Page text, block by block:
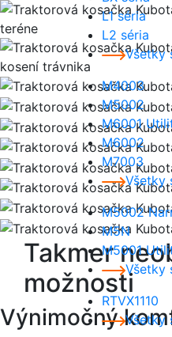
L1 séria
L2 séria
Všetky
M4003
M5002
M6001
M6002
M7003
Všetky
M5002
M5N
M5001
Všetky
RTVX1110
Všetky
Takmer
možnosti
Výnimočný